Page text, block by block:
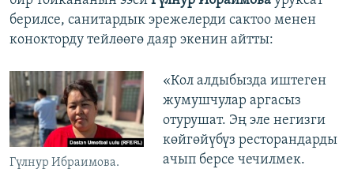
берилсе, санитардык эрежелерди сактоо менен
конокторду тейлөөгө даяр экенин айтты:
Гүлнур Ибраимова.
«Кол алдыбызда иштеген
жумушчулар аргасыз
отурушат. Эң эле негизги
көйгөйүбүз ресторандарды
ачып берсе чечилмек.